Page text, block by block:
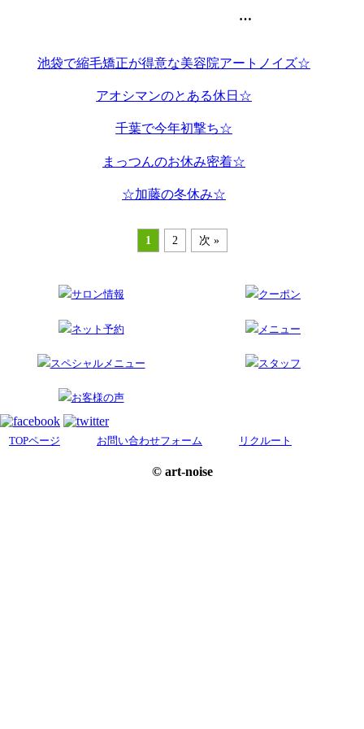
池袋の美容室・美容院のart-noise
池袋で縮毛矯正が得意な美容院アートノイズ☆
アオシマンのとある休日☆
千葉で今年初撃ち☆
まっつんのお休み密着☆
☆加藤の冬休み☆
1 2 次 »
サロン情報 クーポン
ネット予約 メニュー
スペシャルメニュー スタッフ
お客様の声
TOPページ お問い合わせフォーム リクルート
© art-noise